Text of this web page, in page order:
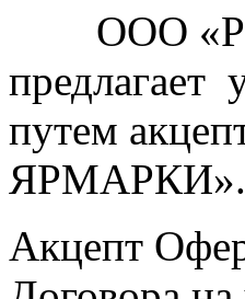
ООО
предлагает
путем
ЯРМАРКИ».
Акцепт